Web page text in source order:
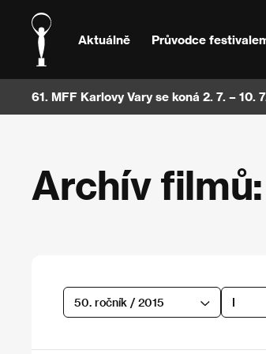
Aktuálně Průvodce
61. MFF Karlovy Vary se koná 2. 7. – 10.
Archív
50. ročník / 2015 I